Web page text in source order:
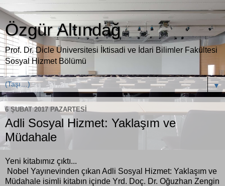
Özgür Altındağ
Prof. Dr. Dicle Üniversitesi İktisadi ve İdari Bilimler Fakültesi
Sosyal Hizmet Bölümü
▼
6 ŞUBAT 2017 PAZARTESI
Adli Sosyal Hizmet: Yaklaşım ve
Müdahale
Yeni kitabımız çıktı...
Nobel Yayınevinden çıkan Adli Sosyal Hizmet: Yaklaşım ve
Müdahale isimli kitabın içinde Yrd. Doç. Dr. Oğuzhan Zengin